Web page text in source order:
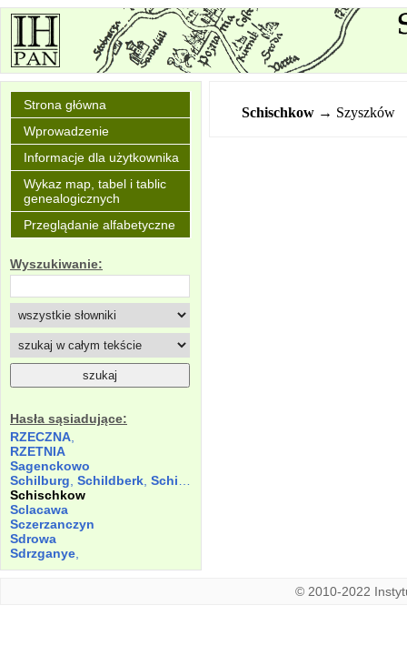
Strona główna
Wprowadzenie
Informacje dla użytkownika
Wykaz map, tabel i tablic
genealogicznych
Przeglądanie alfabetyczne
Wyszukiwanie:
Hasła sąsiadujące:
RZECZNA
RZETNIA
Sagenckowo
Schilburg Schildberk Schiltberg
Schischkow
Sclacawa
Sczerzanczyn
Sdrowa
Sdrzganye
Schischkow → Szyszków
© 2010-2022